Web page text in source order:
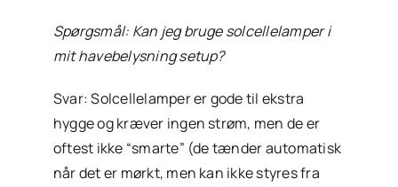
Spørgsmål: Kan jeg bruge solcellelamper i
mit havebelysning setup?
Svar: Solcellelamper er gode til ekstra
hygge og kræver ingen strøm, men de er
oftest ikke “smarte” (de tænder automatisk
når det er mørkt, men kan ikke styres fra